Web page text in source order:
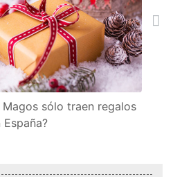
Magos sólo traen regalos
España?